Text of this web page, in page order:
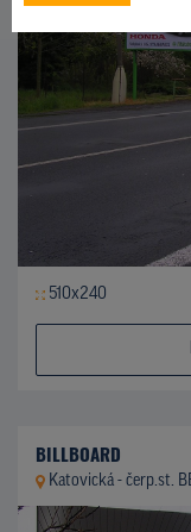
510x240
BILLBOARD
Katovická - čerp.st.